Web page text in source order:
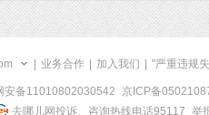
业务合作 加入我们 "严重违规
安备11010802030542
京ICP备
去哪儿网投诉、咨询热线电话95117 举